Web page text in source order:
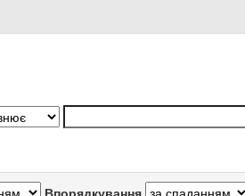
Впорядкування